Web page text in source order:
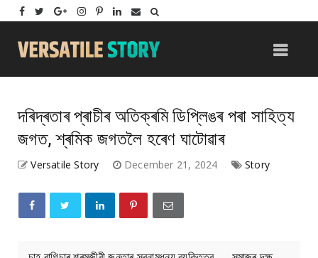
দৰিদ্ৰতাৰ প্ৰাচীৰ অতিক্ৰমি ডিপ্লিঙৰ পৰা সাহিত্য
জগত, শ্ৰমিক জগতলৈ হৰেণ ঘাটোৱাৰ
Versatile Story December 21, 2024 Story